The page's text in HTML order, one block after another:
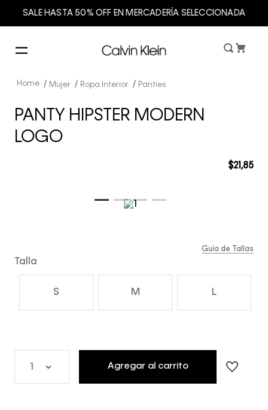
SALE HASTA 50% OFF EN MERCADERÍA SELECCIONADA
Mujer Ropa Interior Panties
PANTY HIPSTER MODERN
LOGO
$21 ,85
Talla
S M L
Guía de Tallas
Agregar al carrito